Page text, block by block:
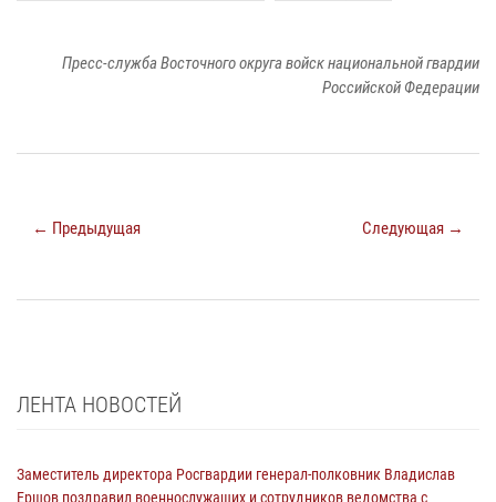
Пресс-служба Восточного округа войск национальной гвардии
Российской Федерации
← Предыдущая Следующая →
ЛЕНТА НОВОСТЕЙ
Заместитель директора Росгвардии генерал-полковник Владислав
Ершов поздравил военнослужащих и сотрудников ведомства с